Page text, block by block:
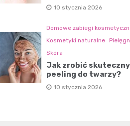
10 stycznia 2026
Domowe zabiegi
Kosmetyki naturalne
Skóra
Jak zrobić
peeling do twarzy?
10 stycznia 2026